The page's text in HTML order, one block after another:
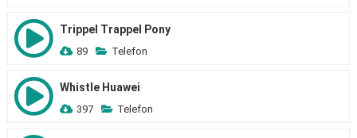
Trippel Trappel Pony
89 Telefon
Whistle Huawei
397 Telefon